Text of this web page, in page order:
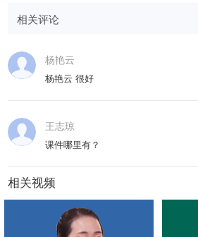
相关评论
杨艳云
杨艳云 很好
王志琼
课件哪里有？
相关视频